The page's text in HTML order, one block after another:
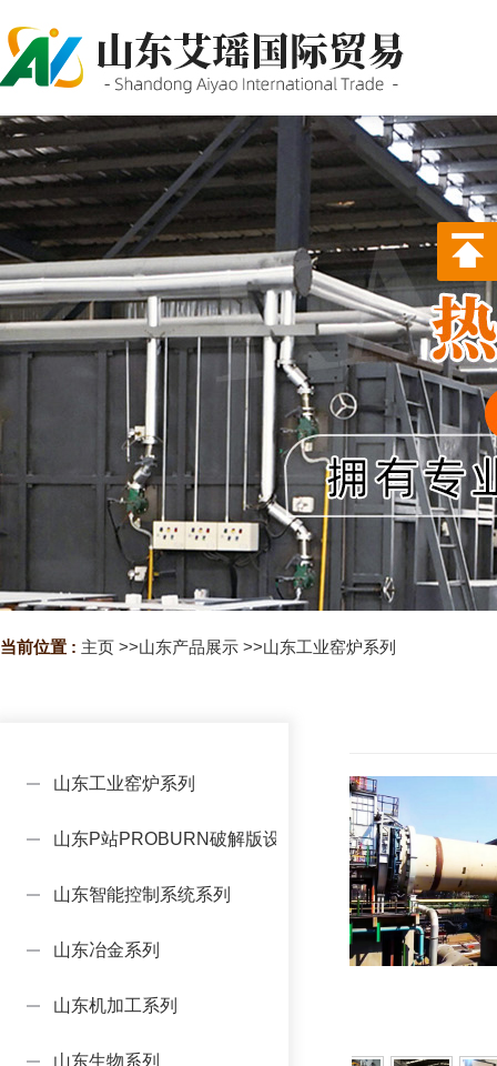
PROBURN手机网页版,P站最新
版下载,PORNHUB免登录版APP
下载
当前位置 : 主页 >>山东产品展示 >>山东工业窑炉系列
山东工业窑炉系列
山东P站PROBURN破解版设备系列
山东智能控制系统系列
山东冶金系列
山东机加工系列
山东生物系列